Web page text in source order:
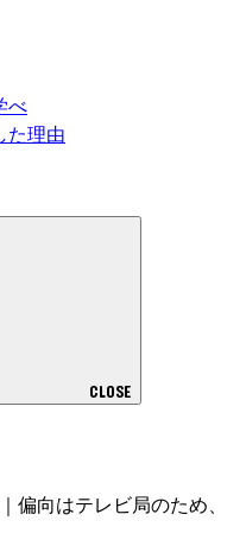
べ
た理由
CLOSE
偏向はテレビ局のため、